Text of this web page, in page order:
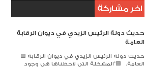
اخر مشاركة
حديث دولة الرئيس الزيدي في ديوان الرقابة
العامة
🟥 حديث دولة الرئيس الزيدي في ديوان الرقابة
العامة. 🟥​"المشكلة التي لاحظناها هي وجود